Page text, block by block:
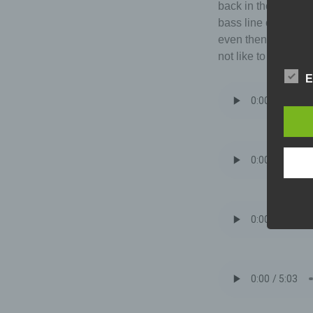
back in the 1980s
bass line on my
even then i had a
not like to hear